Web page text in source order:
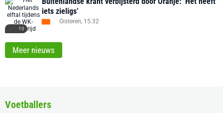
10
iets zieligs’
Gisteren, 15:32
Meer nieuws
Voetballers